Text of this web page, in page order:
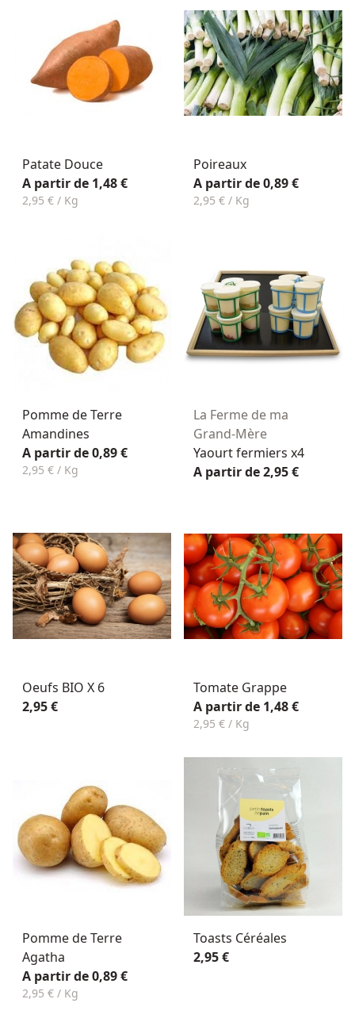
Patate Douce
A partir de 1,48 €
2,95 € / Kg
Poireaux
A partir de 0,89 €
2,95 € / Kg
Pomme de Terre
Amandines
A partir de 0,89 €
2,95 € / Kg
La Ferme de ma
Grand-Mère
Yaourt fermiers x4
A partir de 2,95 €
Oeufs BIO X 6
2,95 €
Tomate Grappe
A partir de 1,48 €
2,95 € / Kg
Pomme de Terre
Agatha
A partir de 0,89 €
2,95 € / Kg
Toasts Céréales
2,95 €